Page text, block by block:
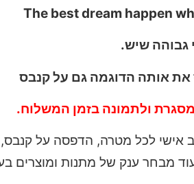
את אותה הדוגמה גם על קנבס
ולתמונה בזמן המשלוח.
אישי לכל מטרה, הדפסה על
מבחר ענק של מתנות ומוצרים